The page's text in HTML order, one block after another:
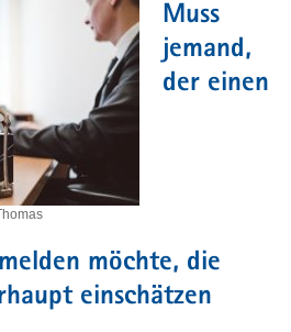
Muss
jemand,
der einen
möchte, die
einschätzen